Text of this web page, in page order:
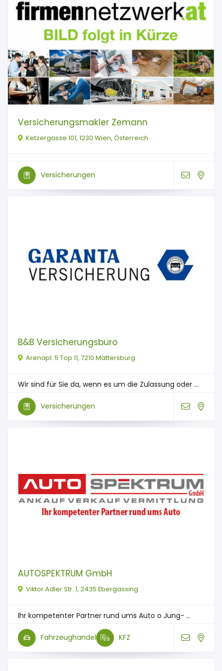
Versicherungsmakler Zemann
Ketzergasse 101, 1230 Wien, Österreich
Versicherungen
B&B Versicherungsbüro
Arenapl. 5 Top 11, 7210 Mattersburg
Wir sind für Sie da, wenn es um die Zulassung oder ...
Versicherungen
AUTOSPEKTRUM GmbH
Viktor Adler Str. 1, 2435 Ebergassing
Ihr kompetenter Partner rund ums Auto o Jung- ...
Fahrzeughandel KFZ